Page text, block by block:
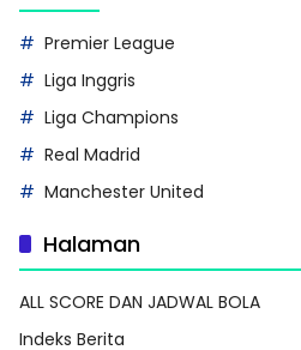
Premier League
Liga Inggris
Liga Champions
Real Madrid
Manchester United
Halaman
ALL SCORE DAN JADWAL BOLA
Indeks Berita